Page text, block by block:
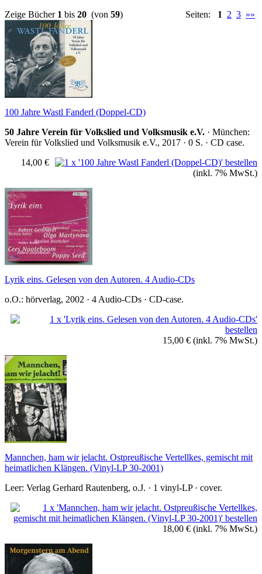
Zeige Bücher 1 bis 20 (von 59) Seiten: 1 2 3 »»
100 Jahre Wastl Fanderl (Doppel-CD)
50 Jahre Verein für Volkslied und Volksmusik e.V. · München:
Verein für Volkslied und Volksmusik e.V., 2017 · 0 S. · CD case.
14,00 €
(inkl. 7% MwSt.)
Lyrik eins. Gelesen von den Autoren. 4 Audio-CDs
o.O.: hörverlag, 2002 · 4 Audio-CDs · CD-case.
15,00 € (inkl. 7% MwSt.)
Mannchen, ham wir jelacht. Ostpreußische Vertellkes, gemischt mit
heimatlichen Klängen. (Vinyl-LP 30-2001)
Leer: Verlag Gerhard Rautenberg, o.J. · 1 vinyl-LP · cover.
18,00 € (inkl. 7% MwSt.)